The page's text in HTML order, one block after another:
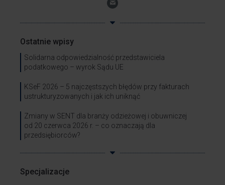
Ostatnie wpisy
Solidarna odpowiedzialność przedstawiciela
podatkowego – wyrok Sądu UE
KSeF 2026 – 5 najczęstszych błędów przy fakturach
ustrukturyzowanych i jak ich uniknąć
Zmiany w SENT dla branży odzieżowej i obuwniczej
od 20 czerwca 2026 r. – co oznaczają dla
przedsiębiorców?
Specjalizacje